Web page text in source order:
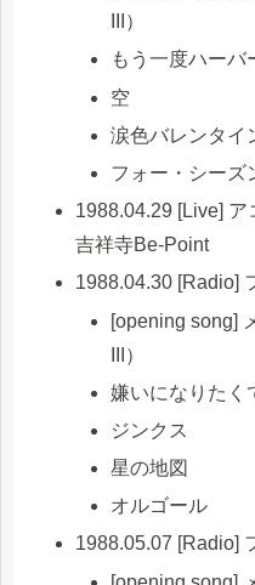
III）
もう一度ハーバ
空
涙色バレンタイ
フォー・シーズ
1988.04.29 [Live]
吉祥寺Be-Point
1988.04.30 [Radio]
[opening song]
III）
嫌いになりたく
ジンクス
星の地図
オルゴール
1988.05.07 [Radio]